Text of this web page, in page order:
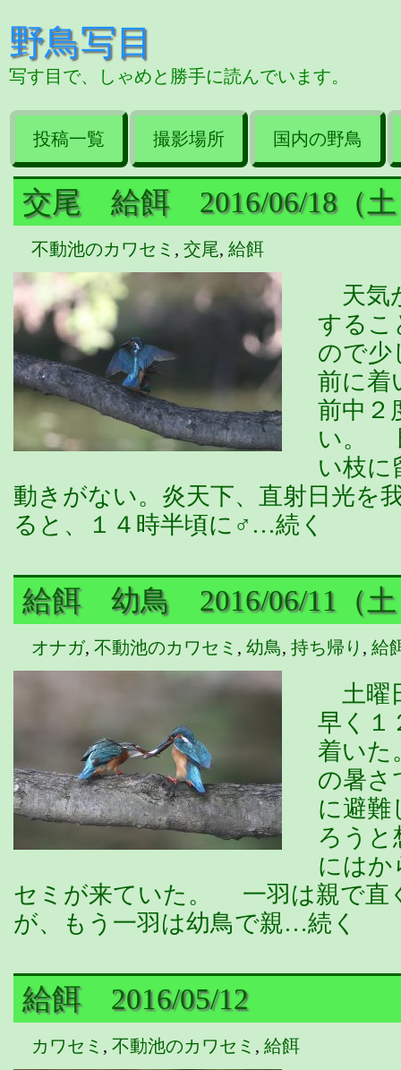
野鳥写目
写す目で、しゃめと勝手に読んでいます。
投稿一覧 撮影場所 国内の野鳥
交尾 給餌 2016/06/18（土
不動池のカワセミ , 交尾, 給餌
天気
するこ
ので少
前に着
前中２
い。
い枝に
動きがない。炎天下、直射日光を
ると、１４時半頃に♂…続く
給餌 幼鳥 2016/06/11（土
オナガ, 不動池のカワセミ , 幼鳥, 持ち帰り , 給
土曜
早く１
着いた
の暑さ
に避
ろうと
にはか
セミが来ていた。 一羽は親で直
が、もう一羽は幼鳥で親…続く
給餌 2016/05/12
カワセミ , 不動池のカワセミ , 給餌